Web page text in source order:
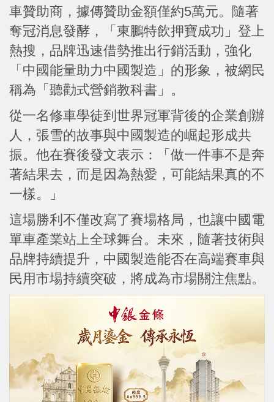
車贊助商，據傳贊助金額僅約5萬元。隨著
奪冠消息發酵，「東鵬特飲押寶成功」登上
熱搜，品牌迅速借勢推出行銷活動，強化
「中國能量助力中國製造」的形象，被網民
稱為「聽勸式營銷教科書」。
從一名修車學徒到世界冠軍背後的企業創辦
人，張雪的故事與中國製造的崛起形成共
振。他在賽後發文表示：「做一件事不是奔
著結果去，而是因為熱愛，可能結果真的不
一樣。」
這場勝利不僅改寫了賽場格局，也讓中國電
單車產業站上全球舞台。未來，隨著技術與
品牌持續提升，中國製造能否在高端賽車與
民用市場持續突破，將成為市場關注焦點。